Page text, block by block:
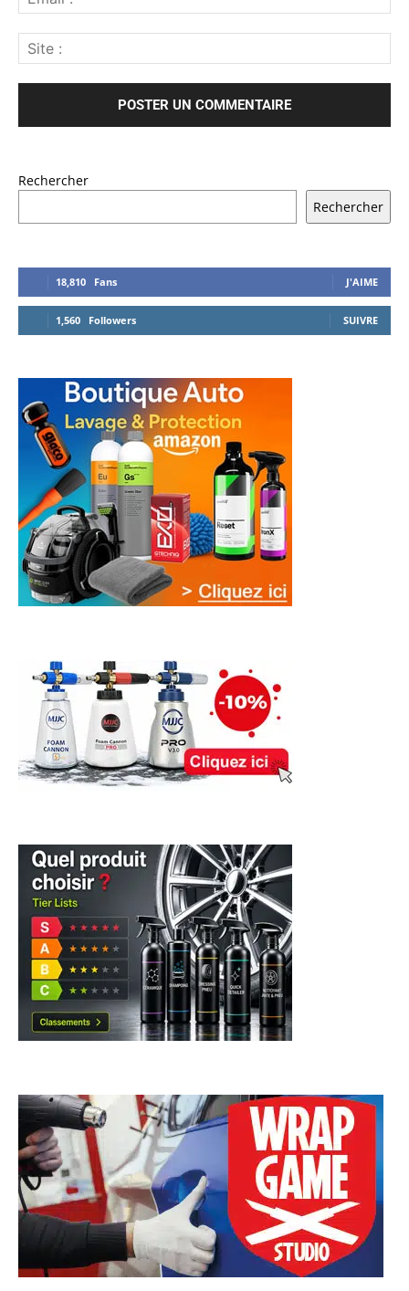
Rechercher
Rechercher
18,810 Fans J'AIME
1,560 Followers SUIVRE